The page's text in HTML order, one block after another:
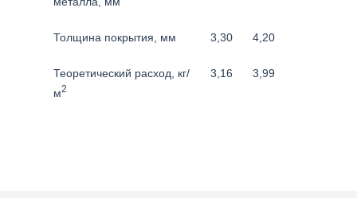
Толщина покрытия, мм 3,30 4,20
Теоретический расход, кг/
м2
3,16 3,99